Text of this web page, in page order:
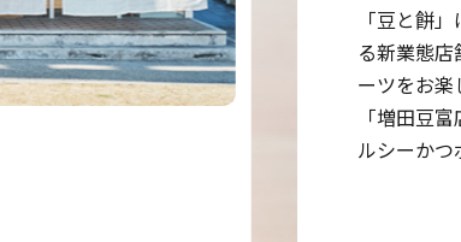
「豆と餅
る新業態
ーツをお楽
「増田豆
ルシーかつ